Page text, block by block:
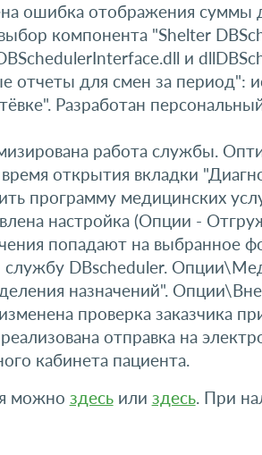
ошибка отображения суммы
компонента "Shelter
и
отчеты для смен за период":
Разработан
работа службы.
открытия вкладки
программу медицинских
настройка (Опции -
попадают на выбранное
службу DBscheduler.
назначений".
изменена проверка заказчика
реализована отправка на
кабинета пациента.
можно здесьили здесь. При